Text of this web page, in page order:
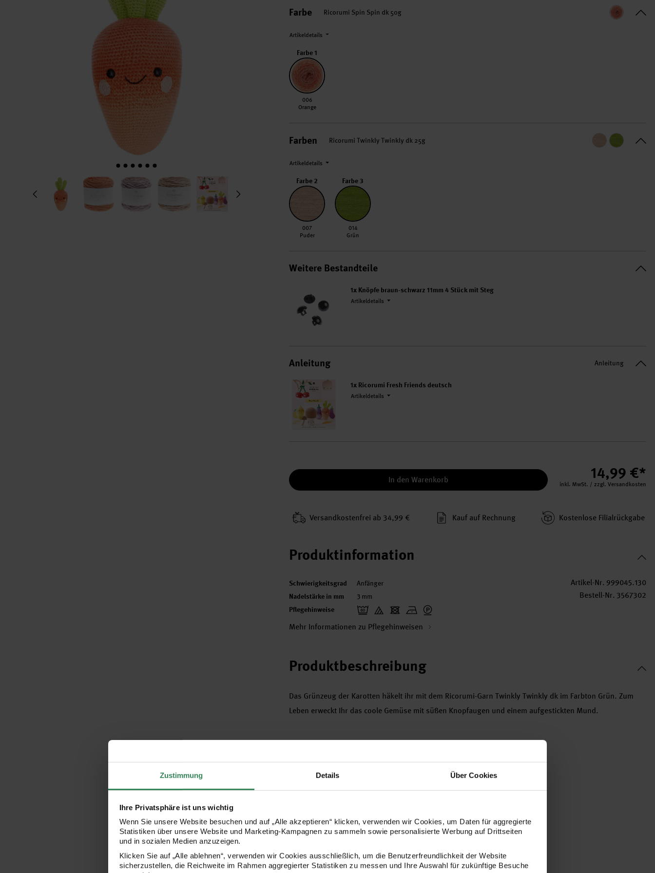
Zustimmung Details Über Cookies
Ihre Privatsphäre ist uns wichtig
Wenn Sie unsere Website besuchen und auf „Alle akzeptieren“ klicken, verwenden wir Cookies, um Daten für aggregierte
Statistiken über unsere Website und Marketing-Kampagnen zu sammeln sowie personalisierte Werbung auf Drittseiten
und in sozialen Medien anzuzeigen.
Klicken Sie auf „Alle ablehnen“, verwenden wir Cookies ausschließlich, um die Benutzerfreundlichkeit der Website
sicherzustellen, die Reichweite im Rahmen aggregierter Statistiken zu messen und Ihre Auswahl für zukünftige Besuche
Farbe Ricorumi Spin Spin dk 50g
Artikeldetails
Farbe 1
006 Orange
006
Orange
Farben Ricorumi Twinkly Twinkly dk 25g
Artikeldetails
Farbe 2
007 Puder
007
Puder
Farbe 3
014 Grün
014
Grün
Weitere Bestandteile
1x Knöpfe braun-schwarz 11mm 4 Stück mit Steg
Artikeldetails
Anleitung Anleitung
1x Ricorumi Fresh Friends deutsch
Artikeldetails
14,99 €*
inkl. MwSt. / zzgl. Versandkosten
In den Warenkorb
Versand­kosten­frei ab 34,99 € Kauf auf Rechnung Kosten­lose Filial­rückgabe
Produktinformation
Schwierigkeitsgrad Anfänger
Nadelstärke in mm 3 mm
Pflegehinweise
Mehr Informationen zu Pflegehinweisen
Artikel-Nr. 999045.130
Bestell-Nr. 3567302
Produktbeschreibung
Das Grünzeug der Karotten häkelt ihr mit dem Ricorumi-Garn Twinkly Twinkly dk im Farbton Grün. Zum
Leben erweckt Ihr das coole Gemüse mit süßen Knopfaugen und einem aufgestickten Mund.
- Creative Ricorumi Spin Spin dk in der Farbe 006 Orange
1 Knäuel (50g)